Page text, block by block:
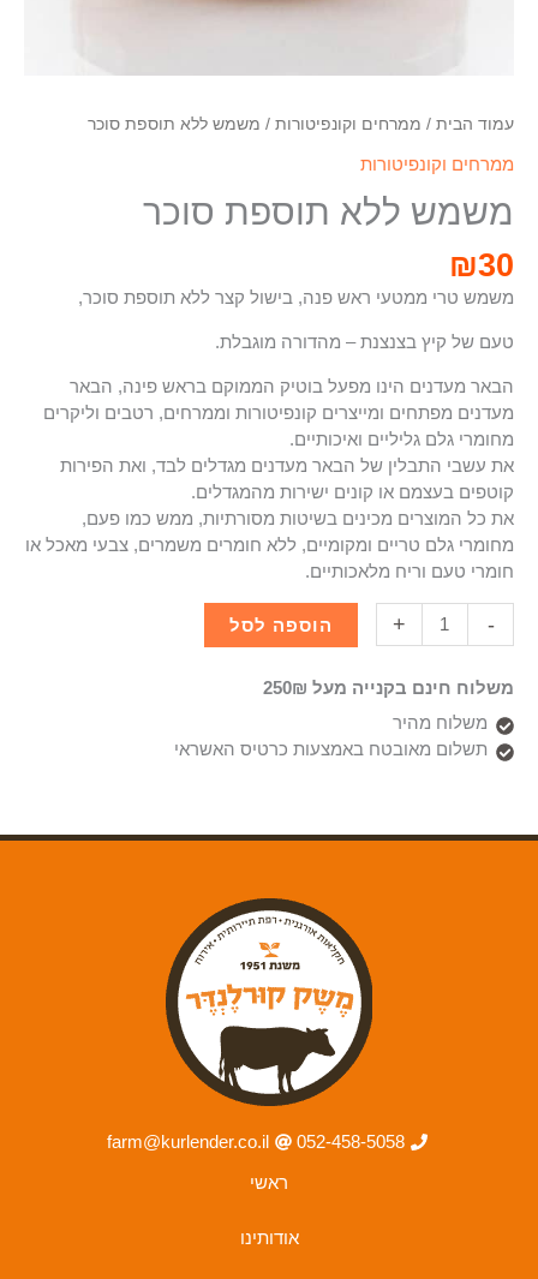
עמוד הבית / ממרחים וקונפיטורות / משמש ללא תוספת סוכר
ממרחים וקונפיטורות
משמש ללא תוספת סוכר
₪30
משמש טרי ממטעי ראש פנה, בישול קצר ללא תוספת סוכר,
טעם של קיץ בצנצנת – מהדורה מוגבלת.
הבאר מעדנים הינו מפעל בוטיק הממוקם בראש פינה, הבאר
מעדנים מפתחים ומייצרים קונפיטורות וממרחים, רטבים וליקרים
מחומרי גלם גליליים ואיכותיים.
את עשבי התבלין של הבאר מעדנים מגדלים לבד, ואת הפירות
קוטפים בעצמם או קונים ישירות מהמגדלים.
את כל המוצרים מכינים בשיטות מסורתיות, ממש כמו פעם,
מחומרי גלם טריים ומקומיים, ללא חומרים משמרים, צבעי מאכל או
חומרי טעם וריח מלאכותיים.
-
+ הוספה לסל
משלוח חינם בקנייה מעל 250₪
משלוח מהיר
תשלום מאובטח באמצעות כרטיס האשראי
052-458-5058
farm@kurlender.co.il
ראשי
אודותינו